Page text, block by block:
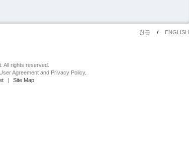
한글 / ENGLISH
All rights reserved.
Agreement and Privacy Policy.
| Site Map